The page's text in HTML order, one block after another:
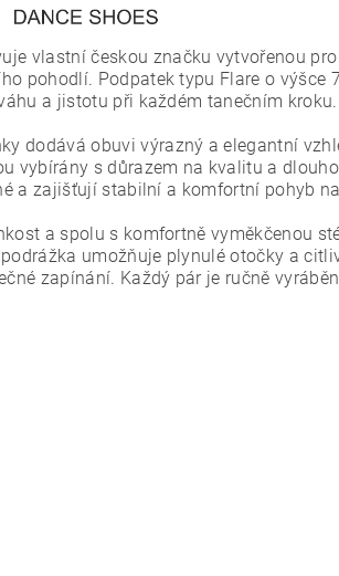
vlastní českou značku vytvořenou
pohodlí. Podpatek typu Flare o výšce
a jistotu při každém tanečním kroku.
dodává obuvi výrazný a elegantní
vybírány s důrazem na kvalitu a
a zajišťují stabilní a komfortní pohyb
a spolu s komfortně vyměkčenou
umožňuje plynulé otočky a
zapínání. Každý pár je ručně